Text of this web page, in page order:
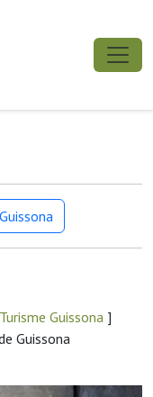
Guissona ]
Guissona